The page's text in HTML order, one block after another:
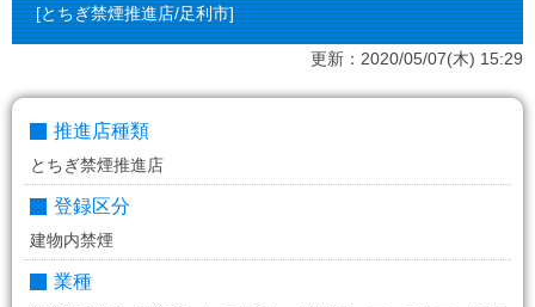
[とちぎ禁煙推進店/足利市]
更新：2020/05/07(木) 15:29
推進店種類
とちぎ禁煙推進店
登録区分
建物内禁煙
業種